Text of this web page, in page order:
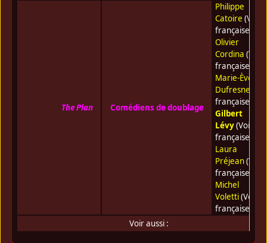
The Plan Comédiens de doublage
Philippe
Catoire (Voix
française) •
Olivier
Cordina (Voix
française) •
Marie-Ève
Dufresne
française) •
Gilbert
Lévy(Voix
française) •
Laura
Préjean(Voix
française) •
Michel
Voletti(Voix
française)
Voir aussi :